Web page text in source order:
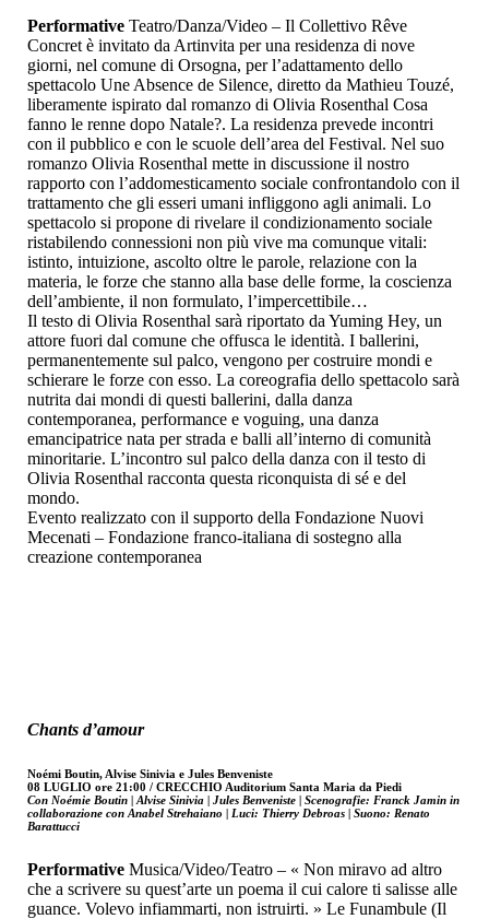
Performative Teatro/Danza/Video – Il Collettivo Rêve
Concret è invitato da Artinvita per una residenza di nove
giorni, nel comune di Orsogna, per l’adattamento dello
spettacolo Une Absence de Silence, diretto da Mathieu Touzé,
liberamente ispirato dal romanzo di Olivia Rosenthal Cosa
fanno le renne dopo Natale?. La residenza prevede incontri
con il pubblico e con le scuole dell’area del Festival. Nel suo
romanzo Olivia Rosenthal mette in discussione il nostro
rapporto con l’addomesticamento sociale confrontandolo con il
trattamento che gli esseri umani infliggono agli animali. Lo
spettacolo si propone di rivelare il condizionamento sociale
ristabilendo connessioni non più vive ma comunque vitali:
istinto, intuizione, ascolto oltre le parole, relazione con la
materia, le forze che stanno alla base delle forme, la coscienza
dell’ambiente, il non formulato, l’impercettibile…
Il testo di Olivia Rosenthal sarà riportato da Yuming Hey, un
attore fuori dal comune che offusca le identità. I ballerini,
permanentemente sul palco, vengono per costruire mondi e
schierare le forze con esso. La coreografia dello spettacolo sarà
nutrita dai mondi di questi ballerini, dalla danza
contemporanea, performance e voguing, una danza
emancipatrice nata per strada e balli all’interno di comunità
minoritarie. L’incontro sul palco della danza con il testo di
Olivia Rosenthal racconta questa riconquista di sé e del
mondo.
Evento realizzato con il supporto della Fondazione Nuovi
Mecenati – Fondazione franco-italiana di sostegno alla
creazione contemporanea
Chants d’amour
Noémi Boutin, Alvise Sinivia e Jules Benveniste
08 LUGLIO ore 21:00 / CRECCHIO Auditorium Santa Maria da Piedi
Con Noémie Boutin | Alvise Sinivia | Jules Benveniste | Scenografie: Franck Jamin in
collaborazione con Anabel Strehaiano | Luci: Thierry Debroas | Suono: Renato
Barattucci
Performative Musica/Video/Teatro – « Non miravo ad altro
che a scrivere su quest’arte un poema il cui calore ti salisse alle
guance. Volevo infiammarti, non istruirti. » Le Funambule (Il